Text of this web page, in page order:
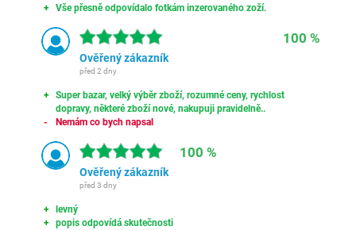
Vše přesně odpovídalo fotkám inzerovaného zoží.
100 %
Ověřený zákazník
před 2 dny
Super bazar, velký výběr zboží, rozumné ceny, rychlost
dopravy, některé zboží nové, nakupuji pravidelně..
Nemám co bych napsal
100 %
Ověřený zákazník
před 3 dny
levný
popis odpovídá skutečnosti